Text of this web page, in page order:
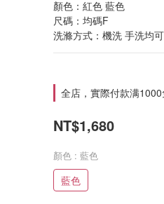
顏色：紅色 藍色
尺碼：均碼F
洗滌方式：機洗 手洗均
全店，實際付款满1000
NT$1,680
顏色 : 藍色
藍色